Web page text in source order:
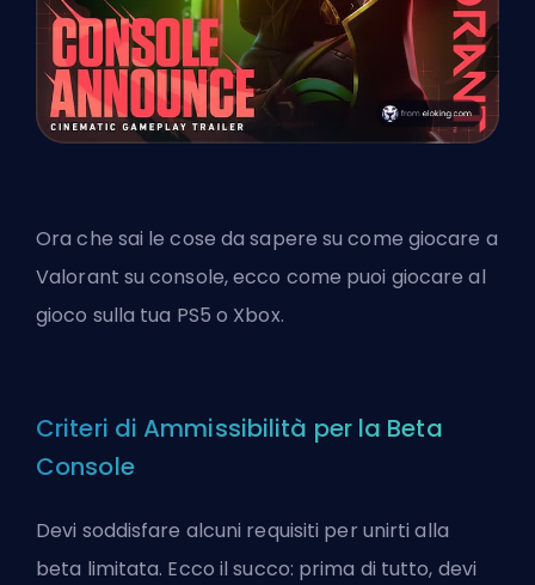
Ora che sai le cose da sapere su come giocare a
Valorant su console, ecco come puoi giocare al
gioco sulla tua PS5 o Xbox.
Criteri di Ammissibilità per la Beta
Console
Devi soddisfare alcuni requisiti per unirti alla
beta limitata. Ecco il succo: prima di tutto, devi